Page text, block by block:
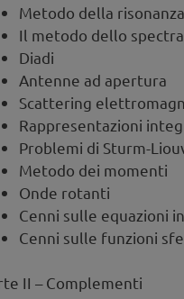
Metodo della
Il metodo dello
Diadi
Antenne ad apertura
Scattering
Rappresentazioni
Problemi di Sturm-
Metodo dei momenti
Onde rotanti
Cenni sulle equazioni
Cenni sulle funzioni
II – Complementi